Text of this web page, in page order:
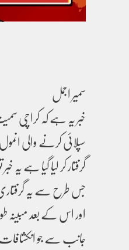
سمیر اجمل
خبر یہ ہے کہ کراچی
سپلائی کرنے والی
گرفتار کر لیا گیا ہے یہ
جس طرح سے یہ
اور اس کے بعد مبینہ
جانب سے جو